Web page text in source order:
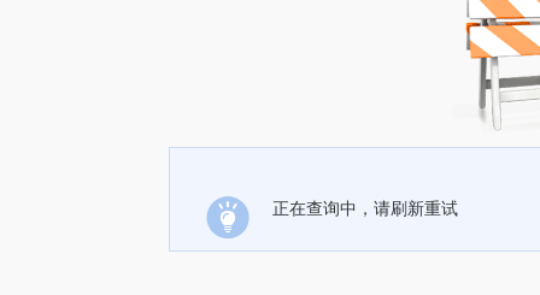
正在查询中，请刷新重试